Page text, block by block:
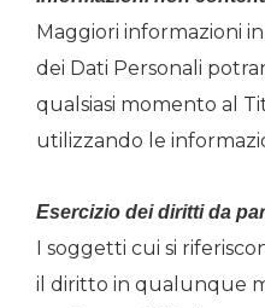
Maggiori informazioni
dei Dati Personali
qualsiasi momento al
utilizzando le
Esercizio dei diritti da
I soggetti cui si
il diritto in qualunque